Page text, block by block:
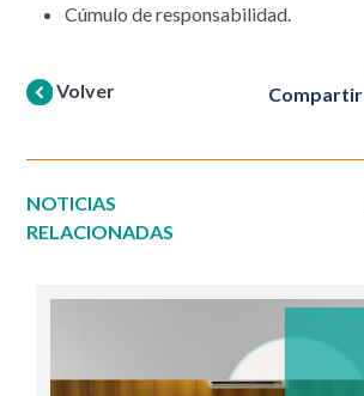
Cúmulo de responsabilidad.
Volver Compartir
NOTICIAS
RELACIONADAS